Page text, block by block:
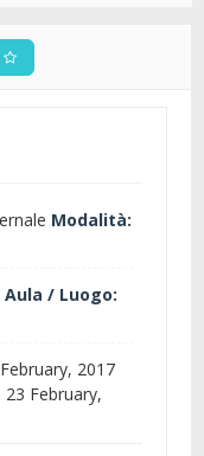
Modalità:
Aula / Luogo:
2017
23 February,